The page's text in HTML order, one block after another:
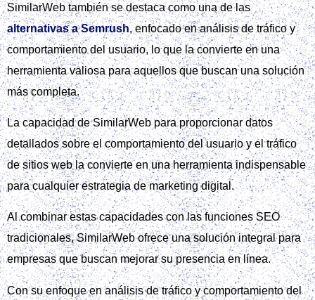
SimilarWeb también se destaca como una de las
alternativas a Semrush, enfocado en análisis de tráfico y
comportamiento del usuario, lo que la convierte en una
herramienta valiosa para aquellos que buscan una solución
más completa.
La capacidad de SimilarWeb para proporcionar datos
detallados sobre el comportamiento del usuario y el tráfico
de sitios web la convierte en una herramienta indispensable
para cualquier estrategia de marketing digital.
Al combinar estas capacidades con las funciones SEO
tradicionales, SimilarWeb ofrece una solución integral para
empresas que buscan mejorar su presencia en línea.
Con su enfoque en análisis de tráfico y comportamiento del